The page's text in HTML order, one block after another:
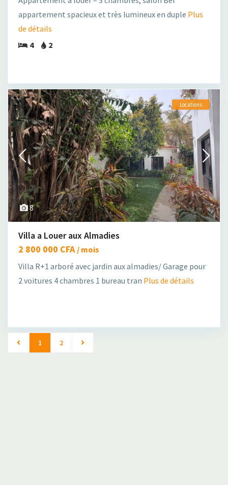
appartement spacieux et très lumineux en duple Plus
de détails
4
2
8
Locations
Villa a Louer aux Almadies
2 800 000 CFA / mois
Villa R+1 arboré avec jardin aux almadies/ Garage pour
2 voitures 4 chambres 1 bureau tran Plus de détails
1 2